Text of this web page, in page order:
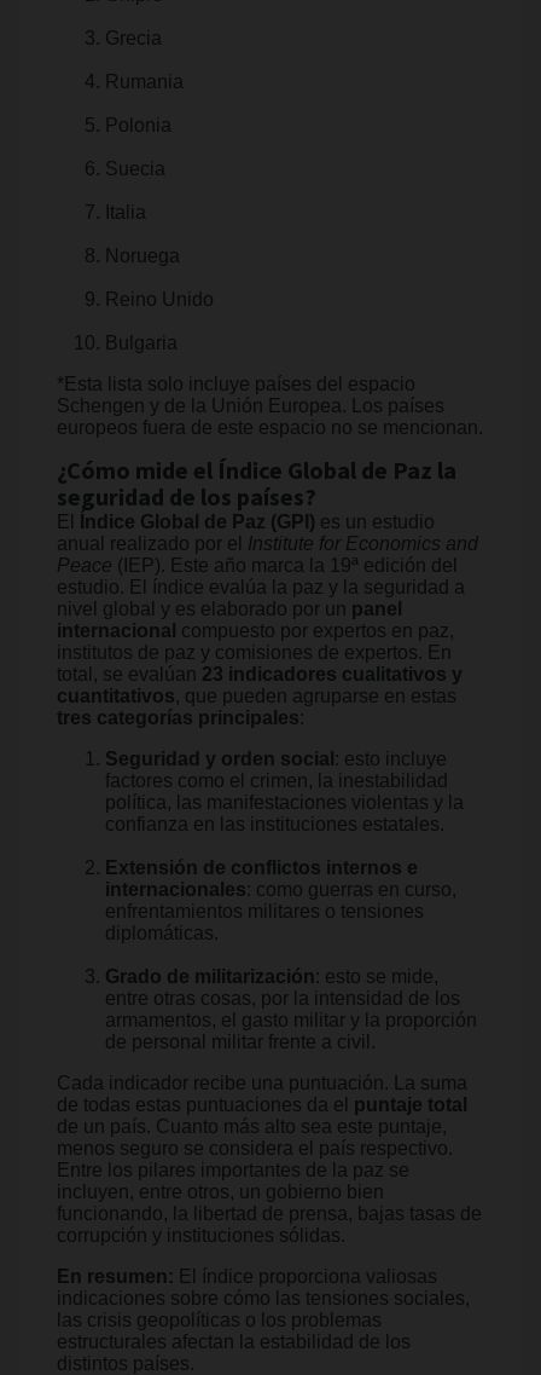
Grecia
Rumania
Polonia
Suecia
Italia
Noruega
Reino Unido
Bulgaria
*Esta lista solo incluye países del espacio
Schengen y de la Unión Europea. Los países
europeos fuera de este espacio no se mencionan.
¿Cómo mide el Índice Global de Paz la
seguridad de los países?
El Índice Global de Paz (GPI) es un estudio
anual realizado por el Institute for Economics and
Peace (IEP). Este año marca la 19ª edición del
estudio. El índice evalúa la paz y la seguridad a
nivel global y es elaborado por un panel
internacional compuesto por expertos en paz,
institutos de paz y comisiones de expertos. En
total, se evalúan 23 indicadores cualitativos y
cuantitativos, que pueden agruparse en estas
tres categorías principales:
Seguridad y orden social : esto incluye
factores como el crimen, la inestabilidad
política, las manifestaciones violentas y la
confianza en las instituciones estatales.
Extensión de conflictos internos e
internacionales: como guerras en curso,
enfrentamientos militares o tensiones
diplomáticas.
Grado de militarización: esto se mide,
entre otras cosas, por la intensidad de los
armamentos, el gasto militar y la proporción
de personal militar frente a civil.
Cada indicador recibe una puntuación. La suma
de todas estas puntuaciones da el puntaje total
de un país. Cuanto más alto sea este puntaje,
menos seguro se considera el país respectivo.
Entre los pilares importantes de la paz se
incluyen, entre otros, un gobierno bien
funcionando, la libertad de prensa, bajas tasas de
corrupción y instituciones sólidas.
En resumen: El índice proporciona valiosas
indicaciones sobre cómo las tensiones sociales,
las crisis geopolíticas o los problemas
estructurales afectan la estabilidad de los
distintos países.